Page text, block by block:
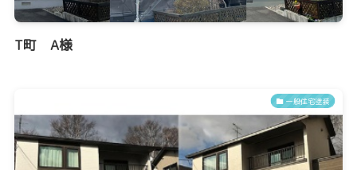
T町 A様
一般住宅塗装